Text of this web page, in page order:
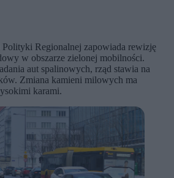
Regionalnej zapowiada rewizję
w obszarze zielonej mobilności.
aut spalinowych, rząd stawia na
Zmiana kamieni milowych ma
karami.